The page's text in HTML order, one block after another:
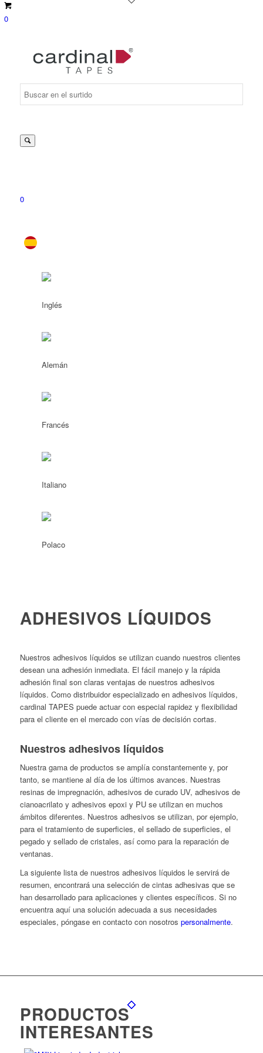
0
Suche
0
ADHESIVOS LÍQUIDOS
Nuestros adhesivos líquidos se utilizan cuando nuestros clientes
desean una adhesión inmediata. El fácil manejo y la rápida
adhesión final son claras ventajas de nuestros adhesivos
líquidos. Como distribuidor especializado en adhesivos líquidos,
cardinal TAPES puede actuar con especial rapidez y flexibilidad
para el cliente en el mercado con vías de decisión cortas.
Nuestros adhesivos líquidos
Nuestra gama de productos se amplía constantemente y, por
tanto, se mantiene al día de los últimos avances. Nuestras
resinas de impregnación, adhesivos de curado UV, adhesivos de
cianoacrilato y adhesivos epoxi y PU se utilizan en muchos
ámbitos diferentes. Nuestros adhesivos se utilizan, por ejemplo,
para el tratamiento de superficies, el sellado de superficies, el
pegado y sellado de cristales, así como para la reparación de
ventanas.
La siguiente lista de nuestros adhesivos líquidos le servirá de
resumen, encontrará una selección de cintas adhesivas que se
han desarrollado para aplicaciones y clientes específicos. Si no
encuentra aquí una solución adecuada a sus necesidades
especiales, póngase en contacto con nosotros personalmente.
PRODUCTOS
INTERESANTES